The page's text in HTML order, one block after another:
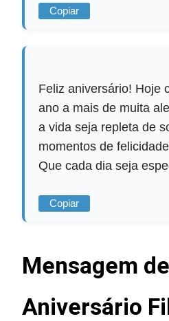
Copiar
Feliz aniversário! Hoje
ano a mais de muita
a vida seja repleta de
momentos de
Que cada dia seja
Copiar
Mensagem
Aniversário